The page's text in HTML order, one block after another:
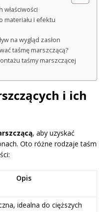
właściwości
materiału i efektu
na wygląd zasłon
taśmę marszczącą?
taśmy marszczącej
i ich
, aby uzyskać
Oto różne rodzaje taśm
Opis
idealna do cięższych